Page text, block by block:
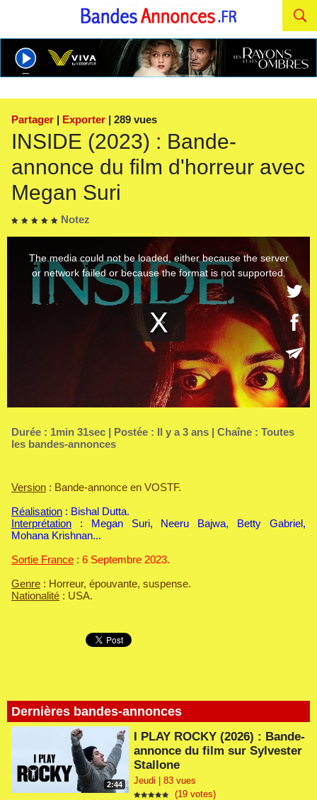
Partager | Exporter | 289 vues
INSIDE (2023) : Bande-
annonce du film d'horreur avec
Megan Suri
Notez
Dernières bandes-annonces
2:44
I PLAY ROCKY (2026) : Bande-
annonce du film sur Sylvester
Stallone
Jeudi | 83 vues
(19 votes)
Durée : 1min 31sec | Postée : Il y a 3 ans | Chaîne : Toutes
les bandes-annonces
Version : Bande-annonce en VOSTF.
Réalisation : Bishal Dutta.
Interprétation : Megan Suri, Neeru Bajwa, Betty Gabriel,
Mohana Krishnan...
Sortie France : 6 Septembre 2023.
Genre : Horreur, épouvante, suspense.
Nationalité : USA.